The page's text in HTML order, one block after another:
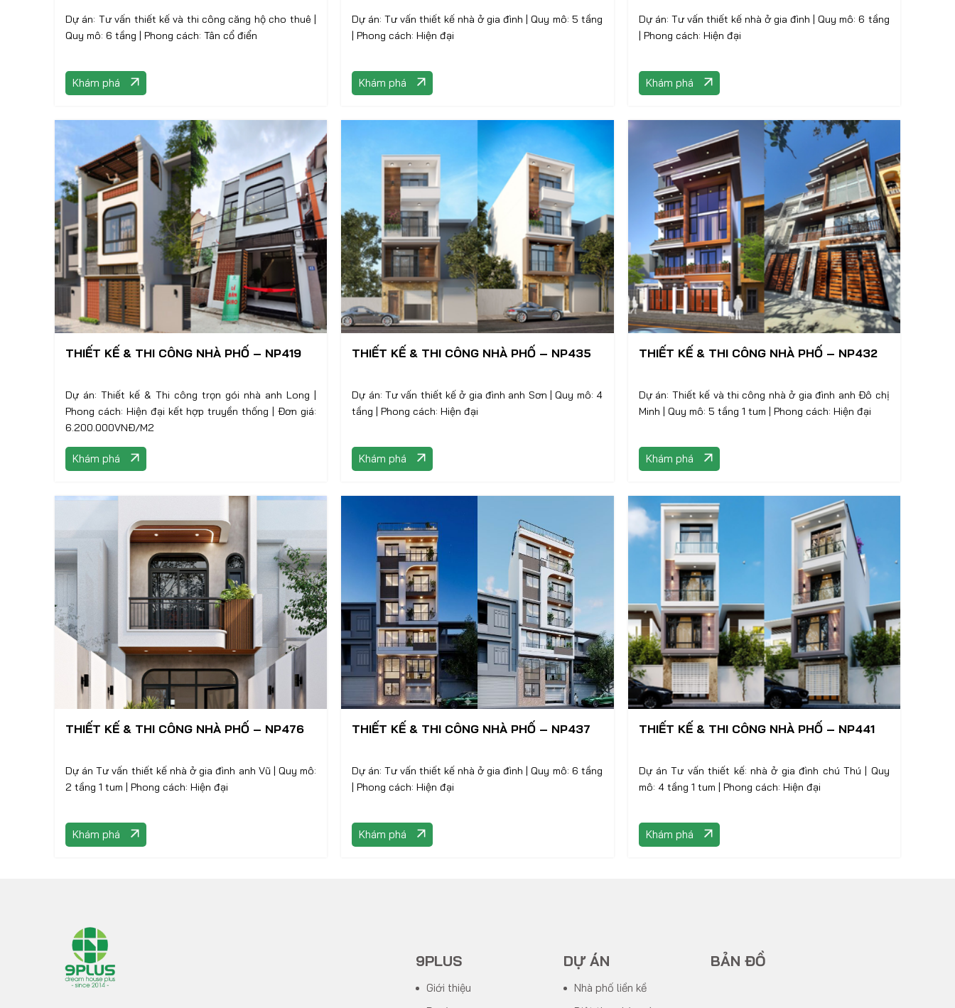
Dự án: Tư vấn thiết kế và thi công căng hộ cho thuê |
Quy mô: 6 tầng | Phong cách: Tân cổ điển
Khám phá
Dự án: Tư vấn thiết kế nhà ở gia đình | Quy mô: 5 tầng
| Phong cách: Hiện đại
Khám phá
Dự án: Tư vấn thiết kế nhà ở gia đình | Quy mô: 6 tầng
| Phong cách: Hiện đại
Khám phá
THIẾT KẾ & THI CÔNG NHÀ PHỐ – NP419
Dự án: Thiết kế & Thi công trọn gói nhà anh Long |
Phong cách: Hiện đại kết hợp truyền thống | Đơn giá:
6.200.000VNĐ/M2
Khám phá
THIẾT KẾ & THI CÔNG NHÀ PHỐ – NP435
Dự án: Tư vấn thiết kế ở gia đình anh Sơn | Quy mô: 4
tầng | Phong cách: Hiện đại
Khám phá
THIẾT KẾ & THI CÔNG NHÀ PHỐ – NP432
Dự án: Thiết kế và thi công nhà ở gia đình anh Đô chị
Minh | Quy mô: 5 tầng 1 tum | Phong cách: Hiện đại
Khám phá
THIẾT KẾ & THI CÔNG NHÀ PHỐ – NP476
Dự án Tư vấn thiết kế nhà ở gia đình anh Vũ | Quy mô:
2 tầng 1 tum | Phong cách: Hiện đại
Khám phá
THIẾT KẾ & THI CÔNG NHÀ PHỐ – NP437
Dự án: Tư vấn thiết kế nhà ở gia đình | Quy mô: 6 tầng
| Phong cách: Hiện đại
Khám phá
THIẾT KẾ & THI CÔNG NHÀ PHỐ – NP441
Dự án Tư vấn thiết kế: nhà ở gia đình chú Thú | Quy
mô: 4 tầng 1 tum | Phong cách: Hiện đại
Khám phá
9PLUS
Giới thiệu
DỰ ÁN
Nhà phố liền kề
BẢN ĐỒ